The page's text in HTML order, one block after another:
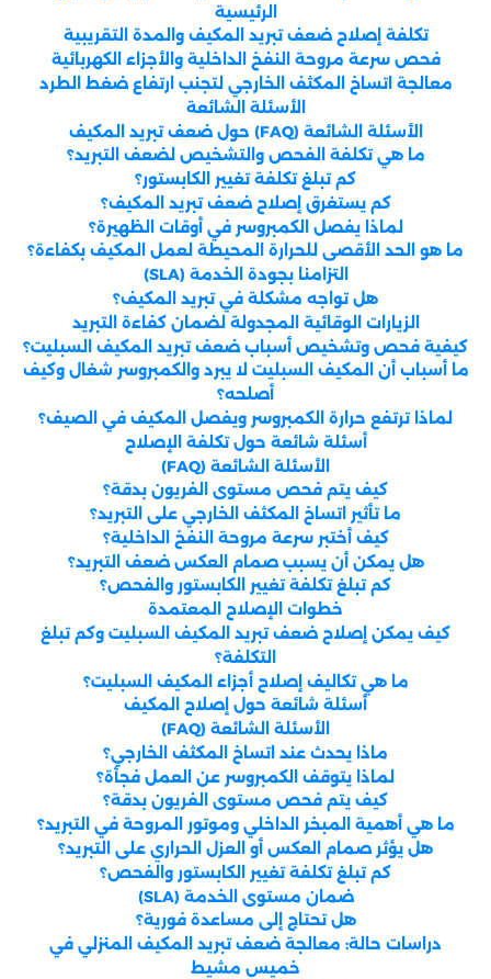
الرئيسية
تكلفة إصلاح ضعف تبريد المكيف والمدة التقريبية
فحص سرعة مروحة النفخ الداخلية والأجزاء الكهربائية
معالجة اتساخ المكثف الخارجي لتجنب ارتفاع ضغط الطرد
الأسئلة الشائعة
الأسئلة الشائعة (FAQ) حول ضعف تبريد المكيف
ما هي تكلفة الفحص والتشخيص لضعف التبريد؟
كم تبلغ تكلفة تغيير الكابستور؟
كم يستغرق إصلاح ضعف تبريد المكيف؟
لماذا يفصل الكمبروسر في أوقات الظهيرة؟
ما هو الحد الأقصى للحرارة المحيطة لعمل المكيف بكفاءة؟
التزامنا بجودة الخدمة (SLA)
هل تواجه مشكلة في تبريد المكيف؟
الزيارات الوقائية المجدولة لضمان كفاءة التبريد
كيفية فحص وتشخيص أسباب ضعف تبريد المكيف السبليت؟
ما أسباب أن المكيف السبليت لا يبرد والكمبروسر شغال وكيف
أصلحه؟
لماذا ترتفع حرارة الكمبروسر ويفصل المكيف في الصيف؟
أسئلة شائعة حول تكلفة الإصلاح
الأسئلة الشائعة (FAQ)
كيف يتم فحص مستوى الفريون بدقة؟
ما تأثير اتساخ المكثف الخارجي على التبريد؟
كيف أختبر سرعة مروحة النفخ الداخلية؟
هل يمكن أن يسبب صمام العكس ضعف التبريد؟
كم تبلغ تكلفة تغيير الكابستور والفحص؟
خطوات الإصلاح المعتمدة
كيف يمكن إصلاح ضعف تبريد المكيف السبليت وكم تبلغ
التكلفة؟
ما هي تكاليف إصلاح أجزاء المكيف السبليت؟
أسئلة شائعة حول إصلاح المكيف
الأسئلة الشائعة (FAQ)
ماذا يحدث عند اتساخ المكثف الخارجي؟
لماذا يتوقف الكمبروسر عن العمل فجأة؟
كيف يتم فحص مستوى الفريون بدقة؟
ما هي أهمية المبخر الداخلي وموتور المروحة في التبريد؟
هل يؤثر صمام العكس أو العزل الحراري على التبريد؟
كم تبلغ تكلفة تغيير الكابستور والفحص؟
ضمان مستوى الخدمة (SLA)
هل تحتاج إلى مساعدة فورية؟
دراسات حالة: معالجة ضعف تبريد المكيف المنزلي في
خميس مشيط